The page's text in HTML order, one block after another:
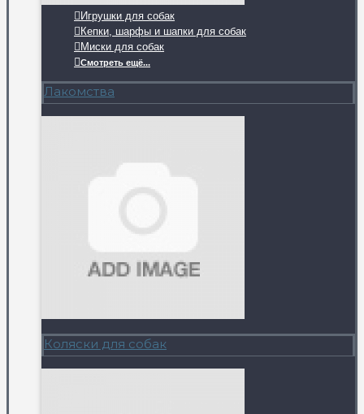
Игрушки для собак
Кепки, шарфы и шапки для собак
Миски для собак
Смотреть ещё...
Лакомства
Коляски для собак